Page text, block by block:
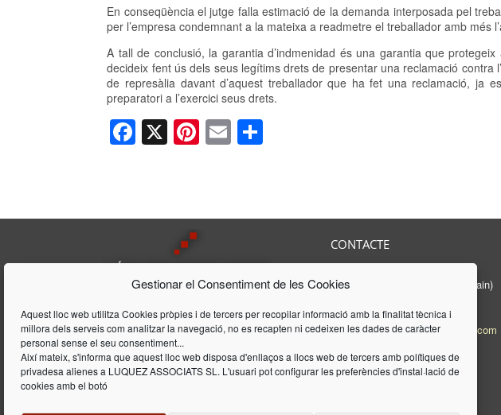
Gestionar el Consentiment de les Cookies
Aquest lloc web utilitza Cookies pròpies i de tercers per recopilar informació amb la finalitat tècnica i
millora dels serveis com analitzar la navegació, no es recapten ni cedeixen les dades de caràcter
personal sense el seu consentiment...
Així mateix, s'informa que aquest lloc web disposa d'enllaços a llocs web de tercers amb polítiques de
privadesa alienes a LUQUEZ ASSOCIATS SL. L'usuari pot configurar les preferències d'instal·lació de
cookies amb el botó
En conseqüència el jutge falla estimació de la demanda interposada pel
per l’empresa condemnant a la mateixa a readmetre el treballador amb més
A tall de conclusió, la garantia d’indmenidad és una garantia que
decideix fent ús dels seus legítims drets de presentar una reclamació contra
de represàlia davant d’aquest treballador que ha fet una reclamació, ja
preparatori a l’exercici seus drets.
F
e
o
o
k
X Pi
e
E
p
te
ix
Lúquez & ASSOCIATS, SL és una
Consultoria Laboral, que acumula
una trajectòria de 20 anys en
l'àmbit laboral i de gestió
d'empreses
CONTACTE
08208 Sabadell - Barcelona (Spain)
Fax:93 745 15 35
E-mail:mail@luquez-associats.com